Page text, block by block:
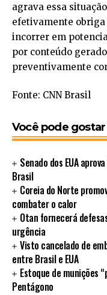
agrava essa
efetivamente obriga
incorrer em
por conteúdo
preventivamente
Fonte: CNN Brasil
Você pode
Senado dos EUA
Brasil
Coreia do Norte
combater o calor
Otan fornecerá
urgência
Visto cancelado de
entre Brasil e EUA
Estoque de munições
Pentágono